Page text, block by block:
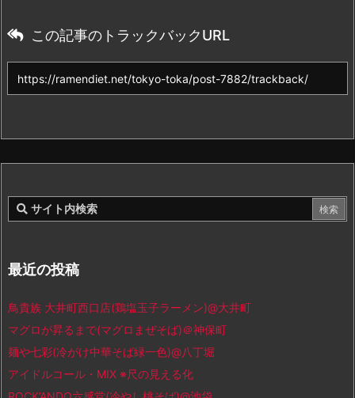
この記事のトラックバックURL
最近の投稿
鳥貴族 大井町西口店(鶏塩玉子ラーメン)@大井町
マグロが昇るまで(マグロまぜそば)＠神保町
麺や七彩(冷がけ中華そば緑一色)@八丁堀
アイドルコール・MIX ※尺の見える化